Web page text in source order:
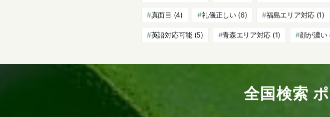
真面目 (4) 礼儀正しい(6) 福島エリア対応(1)
英語対応可能(5) 青森エリア対応 (1) 顔が濃い
全国検索